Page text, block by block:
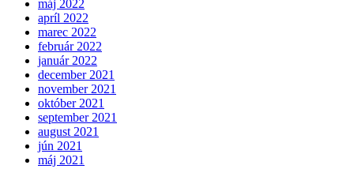
máj 2022
apríl 2022
marec 2022
február 2022
január 2022
december 2021
november 2021
október 2021
september 2021
august 2021
jún 2021
máj 2021